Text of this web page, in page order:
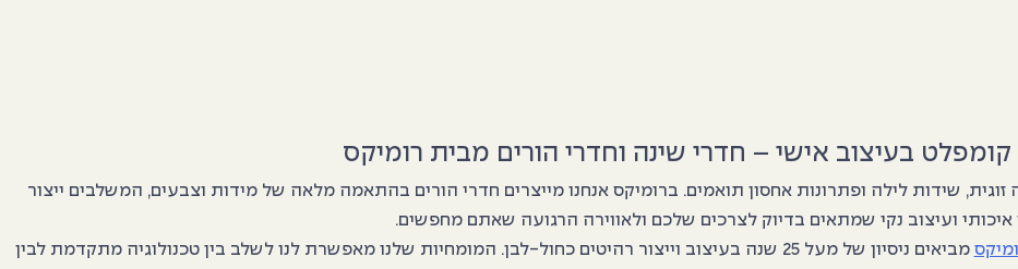
בעיצוב אישי – חדרי שינה וחדרי הורים מבית רומיקס
שידות לילה ופתרונות אחסון תואמים. ברומיקס אנחנו מייצרים חדרי הורים בהתאמה מלאה של מידות וצבעים, המשלבים ייצור
איכותי ועיצוב נקי שמתאים בדיוק לצרכים שלכם ולאווירה הרגועה שאתם מחפשים.
מביאים ניסיון של מעל 25 שנה בעיצוב וייצור רהיטים כחול-לבן. המומחיות שלנו מאפשרת לנו לשלב בין טכנולוגיה מתקדמת לבין